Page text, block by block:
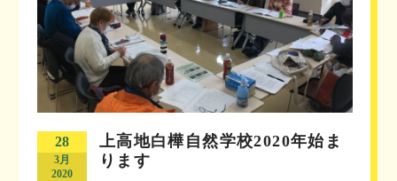
28
3月
2020
上高地白樺自然学校2020年始ま
ります